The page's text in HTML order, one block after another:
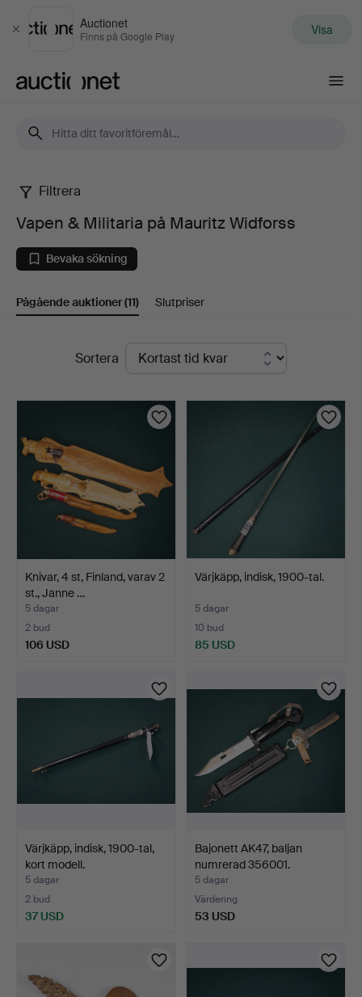
Stäng
Auctionet
Finns på Google Play Visa
Vapen
Militaria
på
Mauritz
Widforss
Filtrera
Vapen & Militaria på Mauritz Widforss
Bevaka sökning
Pågående auktioner(11) Slutpriser
PågåendeSortera
Knivar, 4 st, Finland, varav 2
st., Janne …
5 dagar
2 bud
106 USD
Värjkäpp, indisk, 1900-tal.
5 dagar
10 bud
85 USD
Värjkäpp, indisk, 1900-tal,
kort modell.
5 dagar
2 bud
37 USD
Bajonett AK47, baljan
numrerad 356001.
5 dagar
Värdering
53 USD